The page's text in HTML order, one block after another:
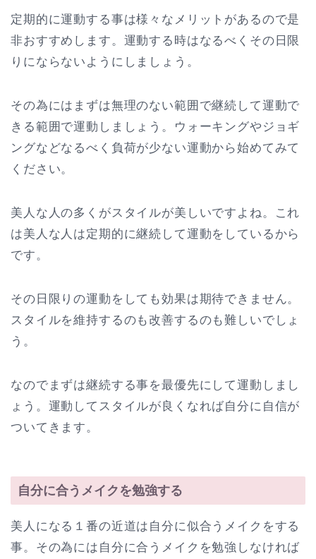
定期的に運動する事は様々なメリットがあるので是
非おすすめします。運動する時はなるべくその日限
りにならないようにしましょう。
その為にはまずは無理のない範囲で継続して運動で
きる範囲で運動しましょう。ウォーキングやジョギ
ングなどなるべく負荷が少ない運動から始めてみて
ください。
美人な人の多くがスタイルが美しいですよね。これ
は美人な人は定期的に継続して運動をしているから
です。
その日限りの運動をしても効果は期待できません。
スタイルを維持するのも改善するのも難しいでしょ
う。
なのでまずは継続する事を最優先にして運動しまし
ょう。運動してスタイルが良くなれば自分に自信が
ついてきます。
自分に合うメイクを勉強する
美人になる１番の近道は自分に似合うメイクをする
事。その為には自分に合うメイクを勉強しなければ